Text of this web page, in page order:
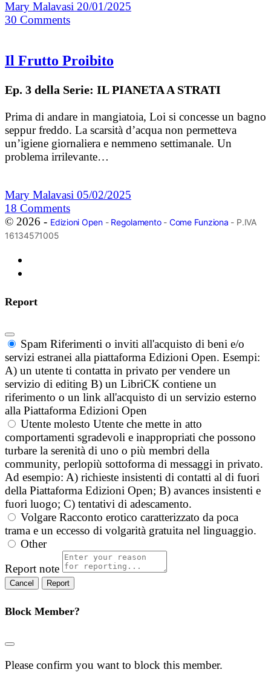
Mary Malavasi 20/01/2025
30 Comments
Il Frutto Proibito
Ep. 3 della Serie: IL PIANETA A STRATI
Prima di andare in mangiatoia, Loi si concesse un bagno
seppur freddo. La scarsità d’acqua non permetteva
un’igiene giornaliera e nemmeno settimanale. Un
problema irrilevante…
Mary Malavasi 05/02/2025
18 Comments
© 2026 - Edizioni Open- Regolamento- Come Funziona - P.IVA
16134571005
Report
Spam Riferimenti o inviti all'acquisto di beni e/o
servizi estranei alla piattaforma Edizioni Open. Esempi:
A) un utente ti contatta in privato per vendere un
servizio di editing B) un LibriCK contiene un
riferimento o un link all'acquisto di un servizio esterno
alla Piattaforma Edizioni Open
Utente molesto Utente che mette in atto
comportamenti sgradevoli e inappropriati che possono
turbare la serenità di uno o più membri della
community, perlopiù sottoforma di messaggi in privato.
Ad esempio: A) richieste insistenti di contatti al di fuori
della Piattaforma Edizioni Open; B) avances insistenti e
fuori luogo; C) tentativi di adescamento.
Volgare Racconto erotico caratterizzato da poca
trama e un eccesso di volgarità gratuita nel linguaggio.
Other
Report note
Report
Block Member?
Please confirm you want to block this member.